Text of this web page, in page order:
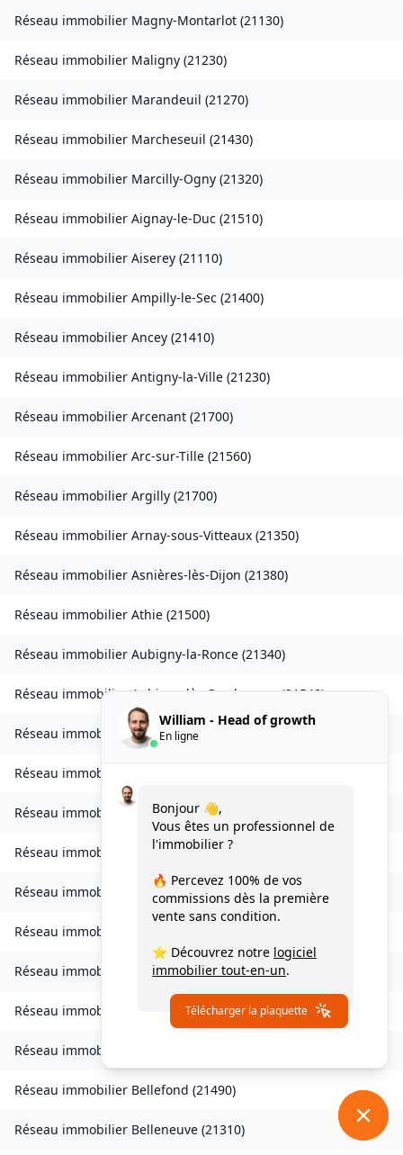
Réseau immobilier Magny-Montarlot (21130)
Réseau immobilier Maligny (21230)
Réseau immobilier Marandeuil (21270)
Réseau immobilier Marcheseuil (21430)
Réseau immobilier Marcilly-Ogny (21320)
Réseau immobilier Aignay-le-Duc (21510)
Réseau immobilier Aiserey (21110)
Réseau immobilier Ampilly-le-Sec (21400)
Réseau immobilier Ancey (21410)
Réseau immobilier Antigny-la-Ville (21230)
Réseau immobilier Arcenant (21700)
Réseau immobilier Arc-sur-Tille (21560)
Réseau immobilier Argilly (21700)
Réseau immobilier Arnay-sous-Vitteaux (21350)
Réseau immobilier Asnières-lès-Dijon (21380)
Réseau immobilier Athie (21500)
Réseau immobilier Aubigny-la-Ronce (21340)
Réseau immobilierAubigny-lès-Sombernon(21540)
Réseau immobilierAutricourt(
Réseau immobilier
Réseau immobilier Auxonne(21130
Réseau immobilier Avot (21580)
Réseau immobilier Balot(21330)
Réseau immobilier
Réseau immobilier Baulme-la-Roche(21410)
Réseau immobilier Beire-le-Châtel(21310)
Réseau immobilier
Réseau immobilier Bellefond (21490)
Réseau immobilier Belleneuve (21310)
William - Head of growth
En ligne
Bonjour 👋,
Vous êtes un professionnel de
l'immobilier ?
🔥 Percevez 100% de vos
commissions dès la première
vente sans condition.
⭐ Découvrez notre logiciel
immobilier tout-en-un.
Télécharger la plaquette